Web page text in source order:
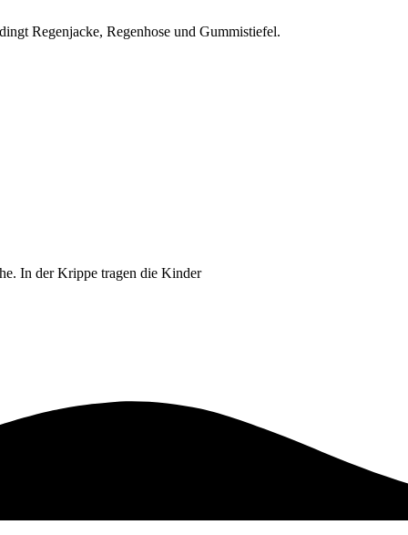
Regenjacke, Regenhose und Gummistiefel.
In der Krippe tragen die Kinder